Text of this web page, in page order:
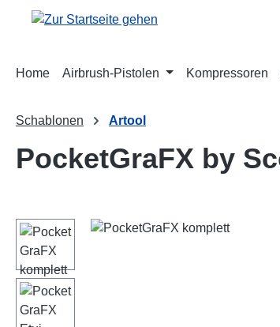
Hauptinhalt springen
Zur Suche springen
Zur Hauptnavigation springen
Home Airbrush-Pistolen Kompressoren
Schablonen Artool
PocketGraFX by
Bildergalerie überspringen